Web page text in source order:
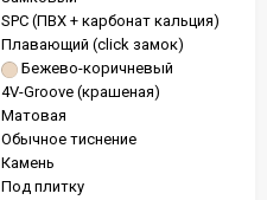
SPC (ПВХ + карбонат кальция)
Плавающий (click замок)
Бежево-коричневый
4V-Groove (крашеная)
Матовая
Обычное тиснение
Камень
Под плитку